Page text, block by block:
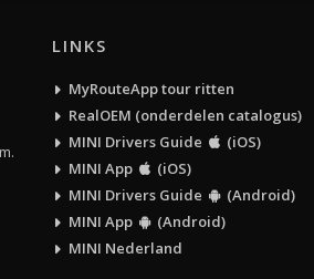
LINKS
MyRouteApp tour ritten
RealOEM (onderdelen catalogus)
MINI Drivers Guide
(iOS)
MINI App
(iOS)
MINI Drivers Guide
(Android)
MINI App
(Android)
MINI Nederland